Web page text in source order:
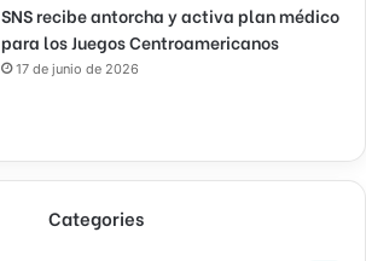
SNS recibe antorcha y activa plan médico
para los Juegos Centroamericanos
17 de junio de 2026
Categories